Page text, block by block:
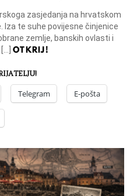
zasjedanja na hrvatskom
Iza te suhe povijesne činjenice
zemlje, banskih ovlasti i
OTKRIJ!
Telegram E-pošta